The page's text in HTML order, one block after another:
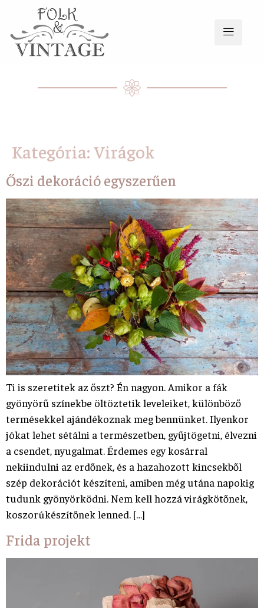
Kategória:Virágok
Őszi dekoráció egyszerűen
Ti is szeretitek az őszt? Én nagyon. Amikor a fák
gyönyörű színekbe öltöztetik leveleiket, különböző
termésekkel ajándékoznak meg bennünket. Ilyenkor
jókat lehet sétálni a természetben, gyűjtögetni, élvezni
a csendet, nyugalmat. Érdemes egy kosárral
nekiindulni az erdőnek, és a hazahozott kincsekből
szép dekorációt készíteni, amiben még utána napokig
tudunk gyönyörködni. Nem kell hozzá virágkötőnek,
koszorúkészítőnek lenned. […]
Frida projekt